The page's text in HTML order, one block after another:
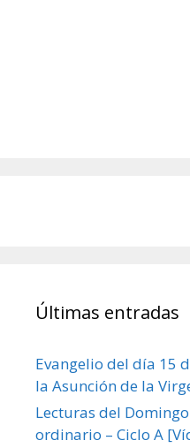
Últimas entradas
Evangelio del día 15
la Asunción de la
Lecturas del
ordinario – Ciclo A